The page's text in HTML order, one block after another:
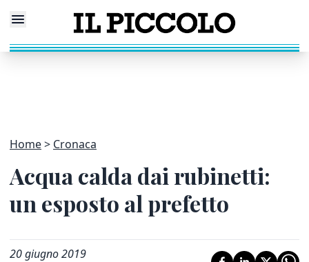
Home Cronaca
Acqua calda dai rubinetti:
un esposto al prefetto
20 giugno 2019